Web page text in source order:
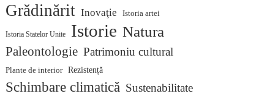
Grădinărit Inovaţie Istoria artei
Istoria Statelor Unite Istorie Natura
Paleontologie Patrimoniu cultural
Plante de interior Rezistență
Schimbare climatică Sustenabilitate